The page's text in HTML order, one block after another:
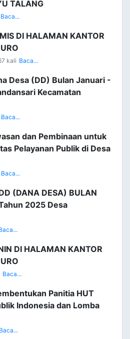
TALANG
Baca...
DI HALAMAN KANTOR
kali Baca...
Desa (DD) Bulan Januari -
Kecamatan
Baca...
dan Pembinaan untuk
Pelayanan Publik di Desa
Baca...
(DANA DESA) BULAN
2025 Desa
DI HALAMAN KANTOR
Baca...
Panitia HUT
Indonesia dan Lomba
Baca...